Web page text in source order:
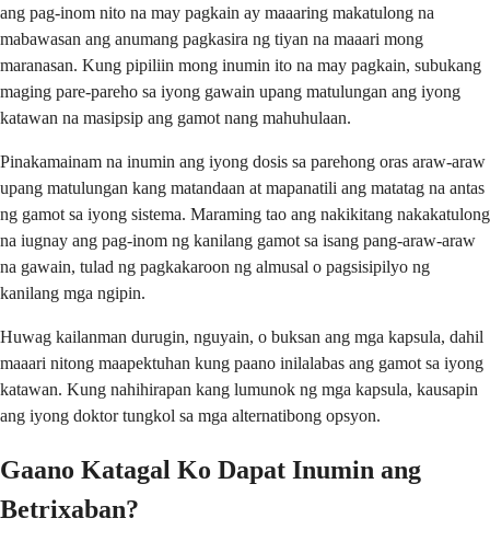
ang pag-inom nito na may pagkain ay maaaring makatulong na
mabawasan ang anumang pagkasira ng tiyan na maaari mong
maranasan. Kung pipiliin mong inumin ito na may pagkain, subukang
maging pare-pareho sa iyong gawain upang matulungan ang iyong
katawan na masipsip ang gamot nang mahuhulaan.
Pinakamainam na inumin ang iyong dosis sa parehong oras araw-araw
upang matulungan kang matandaan at mapanatili ang matatag na antas
ng gamot sa iyong sistema. Maraming tao ang nakikitang nakakatulong
na iugnay ang pag-inom ng kanilang gamot sa isang pang-araw-araw
na gawain, tulad ng pagkakaroon ng almusal o pagsisipilyo ng
kanilang mga ngipin.
Huwag kailanman durugin, nguyain, o buksan ang mga kapsula, dahil
maaari nitong maapektuhan kung paano inilalabas ang gamot sa iyong
katawan. Kung nahihirapan kang lumunok ng mga kapsula, kausapin
ang iyong doktor tungkol sa mga alternatibong opsyon.
Gaano Katagal Ko Dapat Inumin ang
Betrixaban?